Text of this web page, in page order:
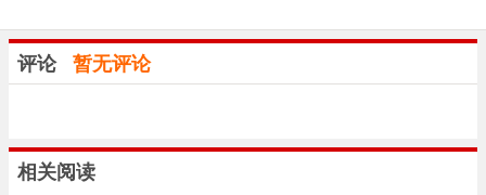
评论 暂无评论
相关阅读